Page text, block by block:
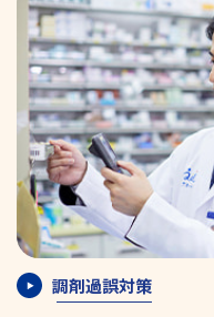
調剤過誤対策